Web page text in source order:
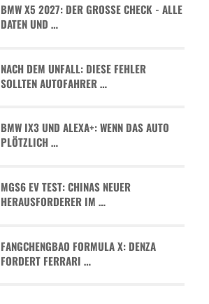
BMW X5 2027: DER GROSSE CHECK - ALLE D
ATEN UND …
NACH DEM UNFALL: DIESE FEHLER
SOLLTEN AUTOFAHRER …
BMW IX3 UND ALEXA+: WENN DAS AUTO
PLÖTZLICH …
MGS6 EV TEST: CHINAS NEUER
HERAUSFORDERER IM …
FANGCHENGBAO FORMULA X: DENZA
FORDERT FERRARI …